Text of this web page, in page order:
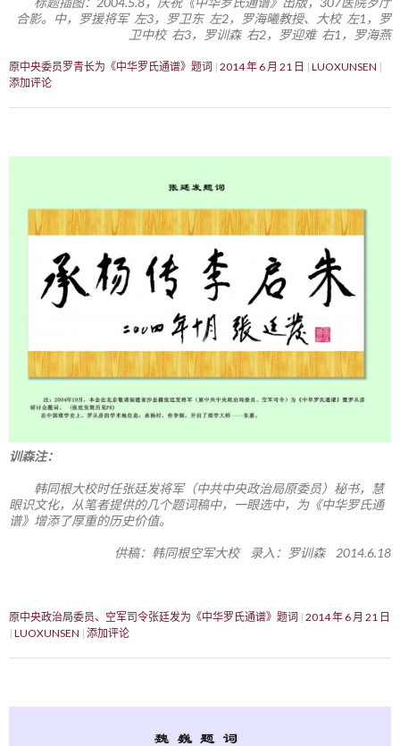
合影。中，罗援将军 左3，罗卫东 左2，罗海曦教授、大校 左1，罗
卫中校 右3，罗训森 右2，罗迎难 右1，罗海燕
原中央委员罗青长为《中华罗氏通谱》题词 2014 年 6 月 21 日
LUOXUNSEN
添加评论
训森注：
韩同根大校时任张廷发将军（中共中央政治局原委员）秘书，慧
眼识文化，从笔者提供的几个题词稿中，一眼选中，为《中华罗氏通
谱》增添了厚重的历史价值。
供稿：韩同根空军大校 录入：罗训森 2014.6.18
原中央政治局委员、空军司令张廷发为《中华罗氏通谱》题词 2014 年 6 月 21 日
LUOXUNSEN 添加评论